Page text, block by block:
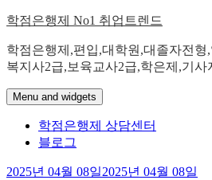
Skip
content
학점은행제 No1 취업트렌드
학점은행제,편입,대학원,대졸자전형
복지사2급,보육교사2급,학은제,기사
Menu and widgets
학점은행제 상담센터
블로그
2025년 04월 08일2025년 04월 08일